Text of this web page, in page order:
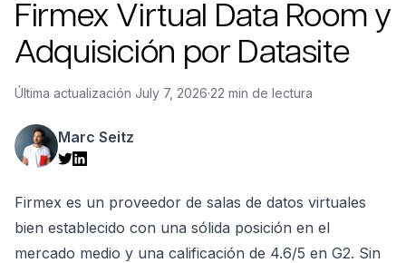
Firmex Virtual Data Room y
Adquisición por Datasite
Última actualización July 7, 2026·22 min de lectura
Marc Seitz
Firmex es un proveedor de salas de datos virtuales
bien establecido con una sólida posición en el
mercado medio y una calificación de 4.6/5 en G2. Sin